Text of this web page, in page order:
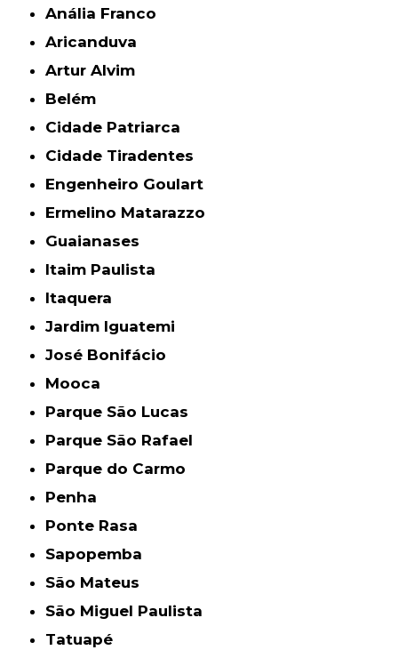
Anália Franco
Aricanduva
Artur Alvim
Belém
Cidade Patriarca
Cidade Tiradentes
Engenheiro Goulart
Ermelino Matarazzo
Guaianases
Itaim Paulista
Itaquera
Jardim Iguatemi
José Bonifácio
Mooca
Parque São Lucas
Parque São Rafael
Parque do Carmo
Penha
Ponte Rasa
Sapopemba
São Mateus
São Miguel Paulista
Tatuapé